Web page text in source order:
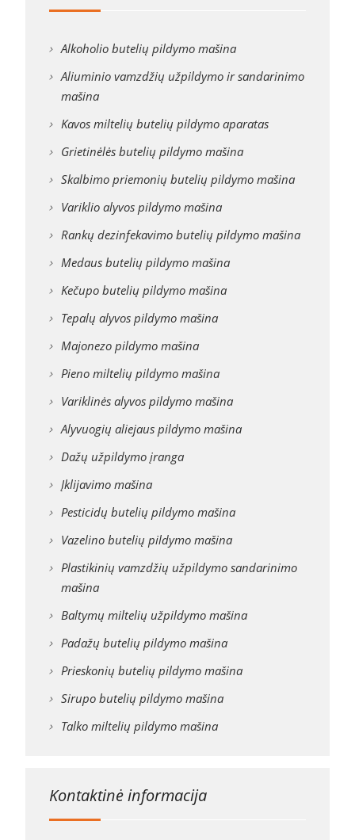
Alkoholio butelių pildymo mašina
Aliuminio vamzdžių užpildymo ir sandarinimo
mašina
Kavos miltelių butelių pildymo aparatas
Grietinėlės butelių pildymo mašina
Skalbimo priemonių butelių pildymo mašina
Variklio alyvos pildymo mašina
Rankų dezinfekavimo butelių pildymo mašina
Medaus butelių pildymo mašina
Kečupo butelių pildymo mašina
Tepalų alyvos pildymo mašina
Majonezo pildymo mašina
Pieno miltelių pildymo mašina
Variklinės alyvos pildymo mašina
Alyvuogių aliejaus pildymo mašina
Dažų užpildymo įranga
Įklijavimo mašina
Pesticidų butelių pildymo mašina
Vazelino butelių pildymo mašina
Plastikinių vamzdžių užpildymo sandarinimo
mašina
Baltymų miltelių užpildymo mašina
Padažų butelių pildymo mašina
Prieskonių butelių pildymo mašina
Sirupo butelių pildymo mašina
Talko miltelių pildymo mašina
Kontaktinė informacija